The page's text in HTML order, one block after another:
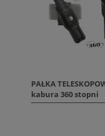
PAŁKA
kabura 360 stopni